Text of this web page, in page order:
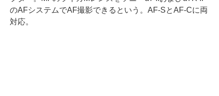
のAFシステムでAF撮影できるという。AF-SとAF-Cに両
対応。